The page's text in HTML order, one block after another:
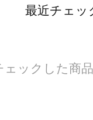
最近チェッ
ェックした商